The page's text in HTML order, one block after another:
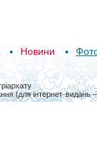
Новини
(для інтернет-видань